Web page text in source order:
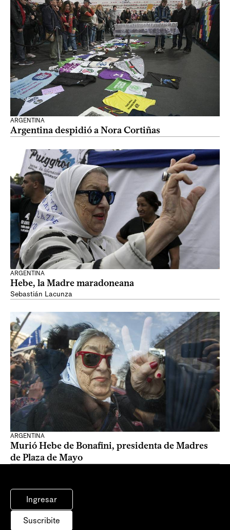
ARGENTINA
Argentina despidió a Nora Cortiñas
ARGENTINA
Hebe, la Madre maradoneana
Sebastián Lacunza
ARGENTINA
Murió Hebe de Bonafini, presidenta de Madres
de Plaza de Mayo
Ingresar
Suscribite